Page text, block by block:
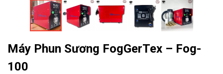
Máy Phun Sương FogGerTex – Fog-
100